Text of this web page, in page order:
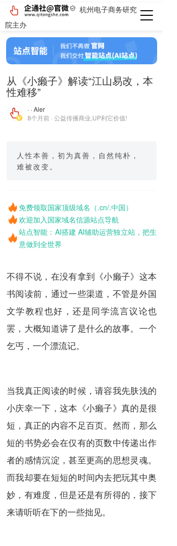
杭州电子商务研究
院主办
从《小癞子》解读“江山易改，本
性难移”
· · Aler
8个月前 · 公益传播商业,UP利它价值!
人性本善，初为真善，自然纯朴，
难被改变。
免费领取国家顶级域名（.cn/.中国）
欢迎加入国家域名信源站点导航
站点智能：AI搭建 AI辅助运营独立站，把生
意做到全世界
不得不说，在没有拿到《小癞子》这本
书阅读前，通过一些渠道，不管是外国
文学教程也好，还是同学流言议论也
罢，大概知道讲了是什么的故事。一个
乞丐，一个漂流记。
当我真正阅读的时候，请容我先肤浅的
小庆幸一下，这本《小癞子》真的是很
短，真正的内容不足百页。然而，那么
短的书势必会在仅有的页数中传递出作
者的感情沉淀，甚至更高的思想灵魂。
而我却要在短短的时间内去把玩其中奥
妙，有难度，但是还是有所得的，接下
来请听听在下的一些拙见。